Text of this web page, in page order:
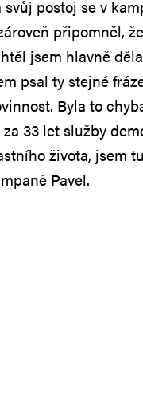
svůj postoj se v
připomněl,
jsem hlavně
psal ty stejné
Byla to
za 33 let služby
života, jsem
Pavel.